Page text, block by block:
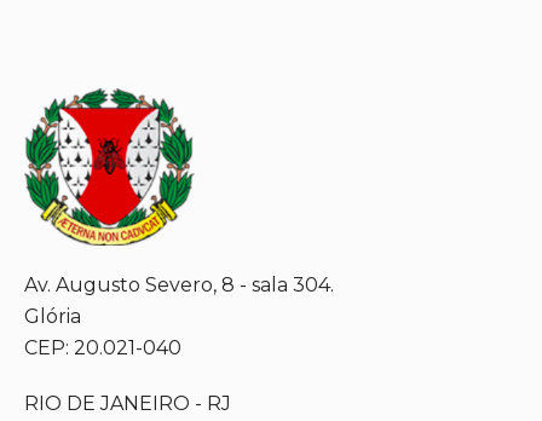
Av. Augusto Severo, 8 - sala 304.
Glória
CEP: 20.021-040
RIO DE JANEIRO - RJ